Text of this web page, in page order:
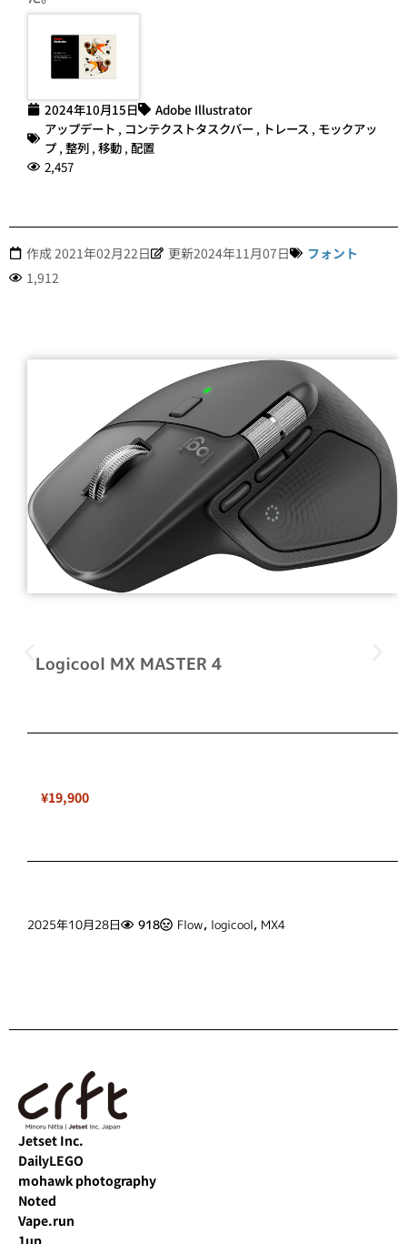
2024年10月15日
Adobe Illustrator
アップデート , コンテクストタスクバー , トレース , モックアッ
プ, 整列 , 移動 , 配置
2,457
作成 2021年02月22日 更新2024年11月07日
フォント
1,912
Logicool MX MASTER 4
¥19,900
2025年10月28日 918 Flow, logicool, MX4
Jetset Inc.
DailyLEGO
mohawk photography
Noted
Vape.run
1up